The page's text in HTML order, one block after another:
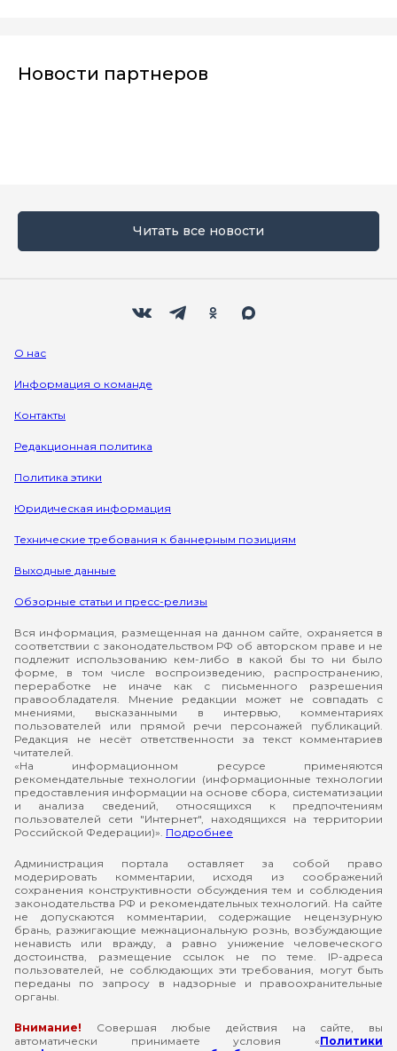
Новости партнеров
Читать все новости
О нас
Информация о команде
Контакты
Редакционная политика
Политика этики
Юридическая информация
Технические требования к баннерным позициям
Выходные данные
Обзорные статьи и пресс-релизы
Вся информация, размещенная на данном сайте, охраняется в
соответствии с законодательством РФ об авторском праве и не
подлежит использованию кем-либо в какой бы то ни было
форме, в том числе воспроизведению, распространению,
переработке не иначе как с письменного разрешения
правообладателя. Мнение редакции может не совпадать с
мнениями, высказанными в интервью, комментариях
пользователей или прямой речи персонажей публикаций.
Редакция не несёт ответственности за текст комментариев
читателей.
«На информационном ресурсе применяются
рекомендательные технологии (информационные технологии
предоставления информации на основе сбора, систематизации
и анализа сведений, относящихся к предпочтениям
пользователей сети "Интернет", находящихся на территории
Российской Федерации)». Подробнее
Администрация портала оставляет за собой право
модерировать комментарии, исходя из соображений
сохранения конструктивности обсуждения тем и соблюдения
законодательства РФ и рекомендательных технологий. На сайте
не допускаются комментарии, содержащие нецензурную
брань, разжигающие межнациональную рознь, возбуждающие
ненависть или вражду, а равно унижение человеческого
достоинства, размещение ссылок не по теме. IP-адреса
пользователей, не соблюдающих эти требования, могут быть
переданы по запросу в надзорные и правоохранительные
органы.
Внимание! Совершая любые действия на сайте, вы
автоматически принимаете условия «Политики